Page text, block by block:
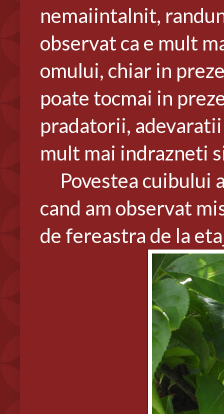
nemaiintalnit,
observat ca e mult
omului, chiar in
poate tocmai in
pradatorii,
mult mai indrazneti
Povestea cuibului
cand am observat
de fereastra de la